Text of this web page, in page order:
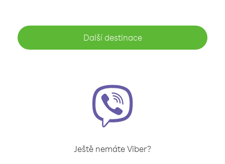
Další destinace
Ještě nemáte Viber?